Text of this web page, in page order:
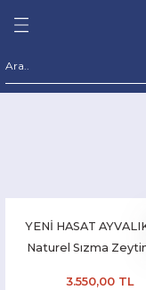
Naturel Sızma
HASATYENİ HASAT
Naturel Sızma
3.550,00 TL